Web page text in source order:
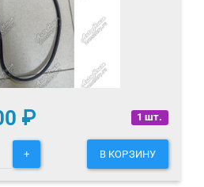
1 шт.
₽
+ В КОРЗИНУ